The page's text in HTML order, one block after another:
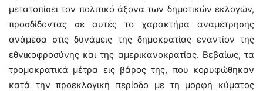
μετατοπίσει τον πολιτικό άξονα των δημοτικών εκλογών,
προσδίδοντας σε αυτές το χαρακτήρα αναμέτρησης
ανάμεσα στις δυνάμεις της δημοκρατίας εναντίον της
εθνικοφροσύνης και της αμερικανοκρατίας. Βεβαίως, τα
τρομοκρατικά μέτρα εις βάρος της, που κορυφώθηκαν
κατά την προεκλογική περίοδο με τη μορφή κύματος